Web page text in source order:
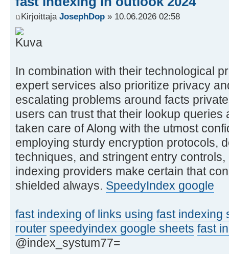
Kirjoittaja JosephDop » 10.06.2026 02:58
In combination with their technological
expert services also prioritize privacy
escalating problems around facts
users can trust that their lookup
taken care of Along with the utmost
employing sturdy encryption protocols,
techniques, and stringent entry
indexing providers make certain that
shielded always. SpeedyIndex google
fast indexing of links using fast indexing
router speedyindex google sheets fast
@index_systum77=